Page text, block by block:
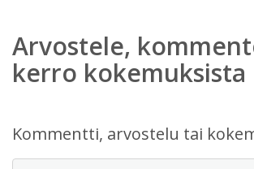
Arvostele,
kerro kokemuksista
Kommentti, arvostelu tai